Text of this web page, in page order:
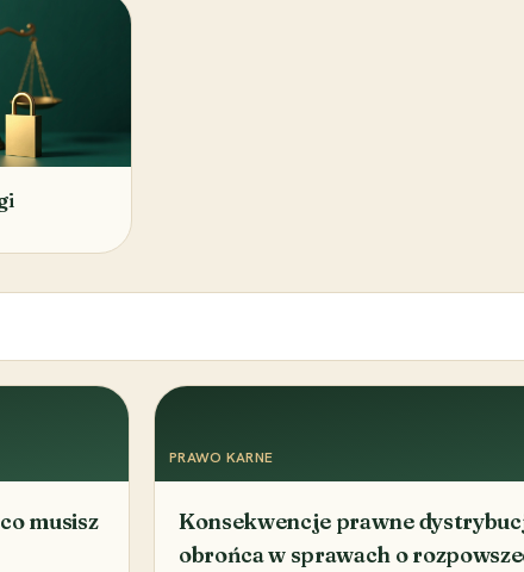
musisz
PRAWO KARNE
Konsekwencje prawne
obrońca w sprawach o